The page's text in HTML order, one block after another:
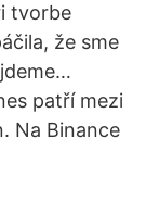
tvorbe
že sme
patří mezi
Na Binance